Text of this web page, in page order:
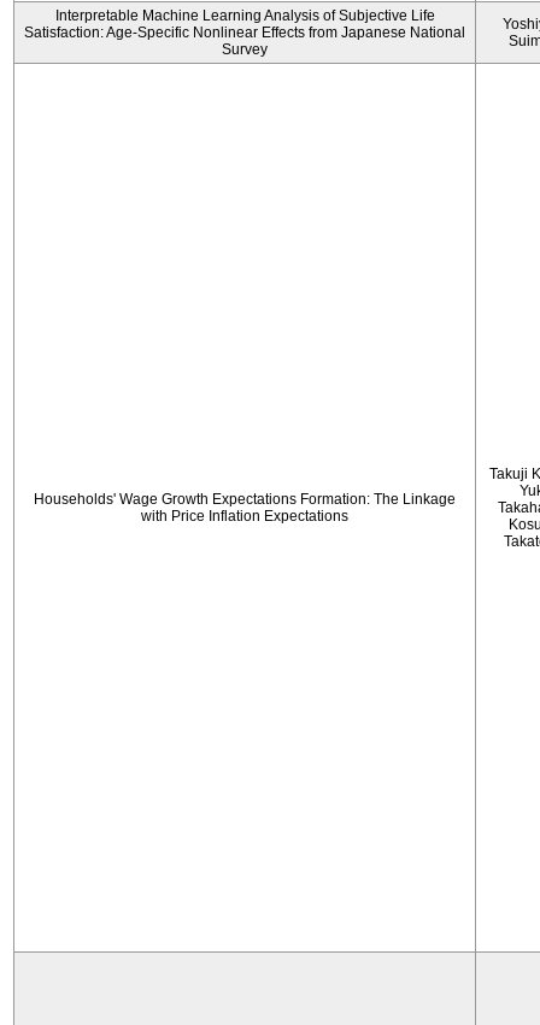
Interpretable Machine Learning Analysis of Subjective Life
Satisfaction: Age-Specific Nonlinear Effects from Japanese National
Survey
Households' Wage Growth Expectations Formation: The Linkage
with Price Inflation Expectations
Takuji